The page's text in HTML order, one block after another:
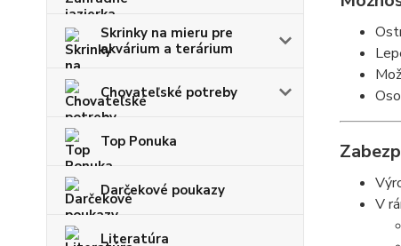
Skrinky na mieru pre
akvárium a terárium
Chovateľské potreby
Top Ponuka
Darčekové poukazy
Literatúra
V